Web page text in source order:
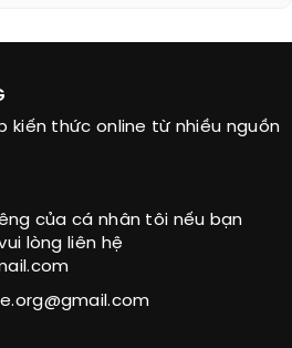
kiến thức online từ nhiều nguồn
của cá nhân tôi nếu bạn
lòng liên hệ